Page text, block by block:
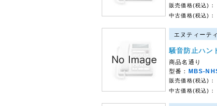
販売価格(税込)：
中古価格(税込)：
エヌティーテ
騒音防止ハン
商品名通り
型番：
MBS-
販売価格(税込)：
中古価格(税込)：